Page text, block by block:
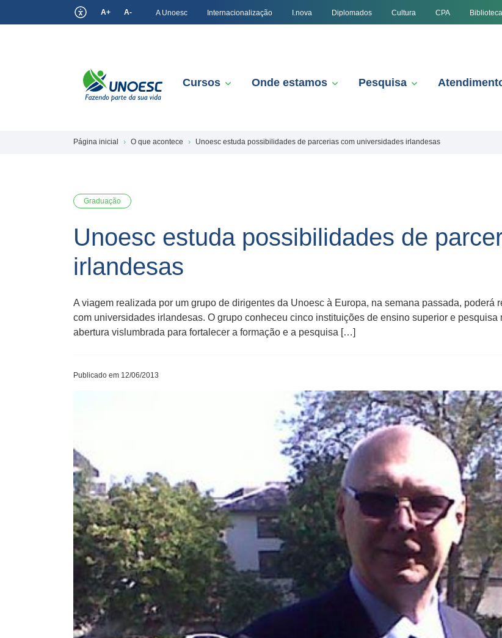
A+ A- A Unoesc Internacionalização I.nova Diplomados Cultura CPA Biblioteca
Cursos Onde estamos Pesquisa
Página inicial O que acontece Unoesc estuda possibilidades de parcerias com universidades irlandesas
Graduação
Unoesc estuda possibilidades de
irlandesas
A viagem realizada por um grupo de dirigentes da Unoesc à Europa, na semana passada,
com universidades irlandesas. O grupo conheceu cinco instituições de ensino superior e
abertura vislumbrada para fortalecer a formação e a pesquisa […]
Publicado em 12/06/2013